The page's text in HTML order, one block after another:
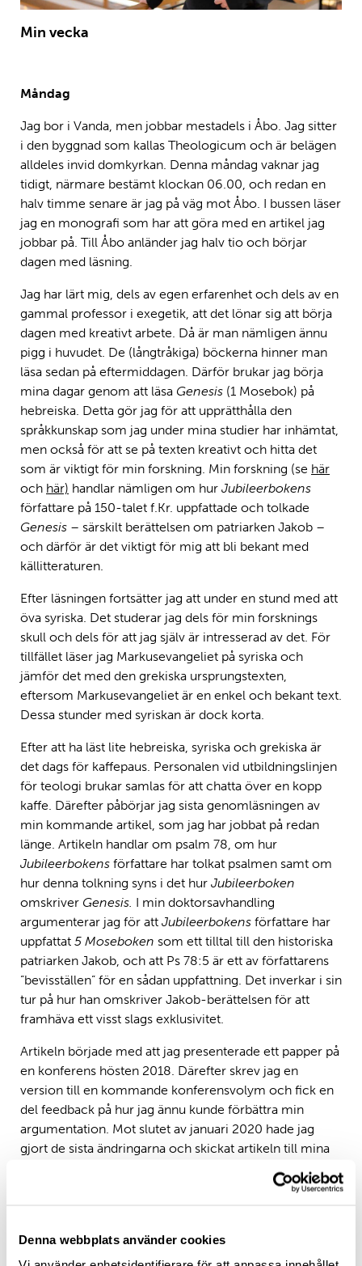
Denna webbplats använder cookies
Min vecka
Måndag
Jag bor i Vanda, men jobbar mestadels i Åbo. Jag sitter
i den byggnad som kallas Theologicum och är belägen
alldeles invid domkyrkan. Denna måndag vaknar jag
tidigt, närmare bestämt klockan 06.00, och redan en
halv timme senare är jag på väg mot Åbo. I bussen läser
jag en monografi som har att göra med en artikel jag
jobbar på. Till Åbo anländer jag halv tio och börjar
dagen med läsning.
Jag har lärt mig, dels av egen erfarenhet och dels av en
gammal professor i exegetik, att det lönar sig att börja
dagen med kreativt arbete. Då är man nämligen ännu
pigg i huvudet. De (långtråkiga) böckerna hinner man
läsa sedan på eftermiddagen. Därför brukar jag börja
mina dagar genom att läsa Genesis (1 Mosebok) på
hebreiska. Detta gör jag för att upprätthålla den
språkkunskap som jag under mina studier har inhämtat,
men också för att se på texten kreativt och hitta det
som är viktigt för min forskning. Min forskning (se här
och här) handlar nämligen om hur Jubileerbokens
författare på 150-talet f.Kr. uppfattade och tolkade
Genesis – särskilt berättelsen om patriarken Jakob –
och därför är det viktigt för mig att bli bekant med
källitteraturen.
Efter läsningen fortsätter jag att under en stund med att
öva syriska. Det studerar jag dels för min forsknings
skull och dels för att jag själv är intresserad av det. För
tillfället läser jag Markusevangeliet på syriska och
jämför det med den grekiska ursprungstexten,
eftersom Markusevangeliet är en enkel och bekant text.
Dessa stunder med syriskan är dock korta.
Efter att ha läst lite hebreiska, syriska och grekiska är
det dags för kaffepaus. Personalen vid utbildningslinjen
för teologi brukar samlas för att chatta över en kopp
kaffe. Därefter påbörjar jag sista genomläsningen av
min kommande artikel, som jag har jobbat på redan
länge. Artikeln handlar om psalm 78, om hur
Jubileerbokens författare har tolkat psalmen samt om
hur denna tolkning syns i det hur Jubileerboken
omskriver Genesis. I min doktorsavhandling
argumenterar jag för att Jubileerbokens författare har
uppfattat 5 Moseboken som ett tilltal till den historiska
patriarken Jakob, och att Ps 78:5 är ett av författarens
”bevisställen” för en sådan uppfattning. Det inverkar i sin
tur på hur han omskriver Jakob-berättelsen för att
framhäva ett visst slags exklusivitet.
Artikeln började med att jag presenterade ett papper på
en konferens hösten 2018. Därefter skrev jag en
version till en kommande konferensvolym och fick en
del feedback på hur jag ännu kunde förbättra min
argumentation. Mot slutet av januari 2020 hade jag
gjort de sista ändringarna och skickat artikeln till mina
handledare (prof. Antti Laato och polinforskare Lotta
Valve) som gav ytterligare feedback på förändringarna.
sista feedback-rundan. Efter några timmars arbete blir